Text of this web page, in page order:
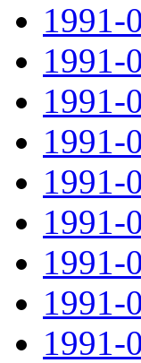
1991-
1991-
1991-
1991-
1991-
1991-
1991-
1991-
1991-